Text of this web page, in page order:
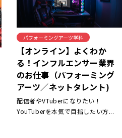
パフォーミングアーツ学科
【オンライン】よくわか
る！インフルエンサー業界
のお仕事（パフォーミング
アーツ／ネットタレント)
配信者やVTuberになりたい！
YouTuberを本気で目指したい方...